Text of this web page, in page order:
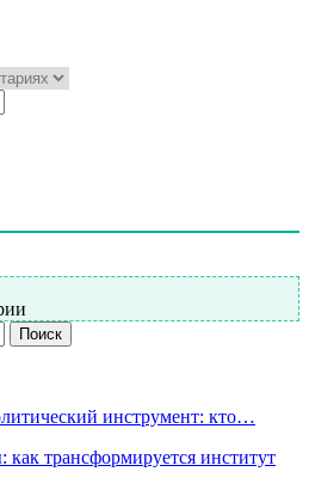
инструмент: кто…
трансформируется институт